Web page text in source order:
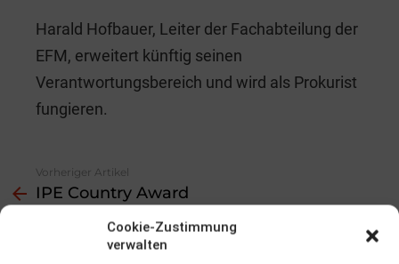
Cookie-Zustimmung
verwalten
Harald Hofbauer, Leiter der Fachabteilung der
EFM, erweitert künftig seinen
Verantwortungsbereich und wird als Prokurist
fungieren.
more
Vorheriger Artikel
IPE Country Award
Nächster Artikel
Adventsstimmung